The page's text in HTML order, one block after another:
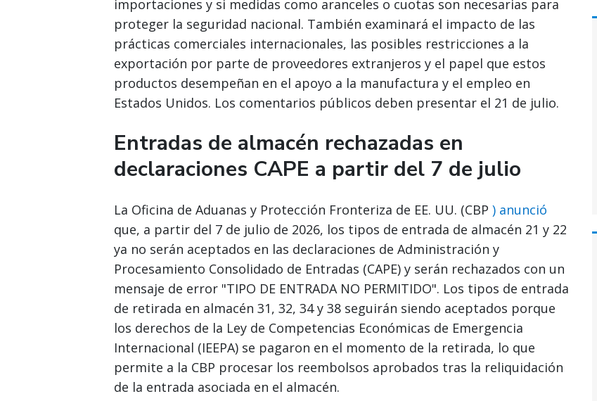
importaciones y si medidas como aranceles o cuotas son necesarias para
proteger la seguridad nacional. También examinará el impacto de las
prácticas comerciales internacionales, las posibles restricciones a la
exportación por parte de proveedores extranjeros y el papel que estos
productos desempeñan en el apoyo a la manufactura y el empleo en
Estados Unidos. Los comentarios públicos deben presentar el 21 de julio.
Entradas de almacén rechazadas en
declaraciones CAPE a partir del 7 de julio
La Oficina de Aduanas y Protección Fronteriza de EE. UU. (CBP ) anunció
que, a partir del 7 de julio de 2026, los tipos de entrada de almacén 21 y 22
ya no serán aceptados en las declaraciones de Administración y
Procesamiento Consolidado de Entradas (CAPE) y serán rechazados con un
mensaje de error "TIPO DE ENTRADA NO PERMITIDO". Los tipos de entrada
de retirada en almacén 31, 32, 34 y 38 seguirán siendo aceptados porque
los derechos de la Ley de Competencias Económicas de Emergencia
Internacional (IEEPA) se pagaron en el momento de la retirada, lo que
permite a la CBP procesar los reembolsos aprobados tras la reliquidación
de la entrada asociada en el almacén.